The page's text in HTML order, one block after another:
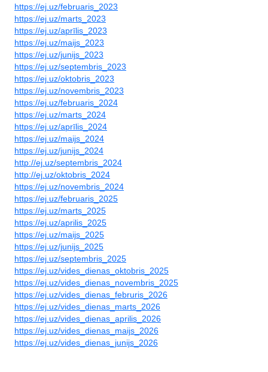
https://ej.uz/februaris_2023
https://ej.uz/marts_2023
https://ej.uz/aprīlis_2023
https://ej.uz/maijs_2023
https://ej.uz/junijs_2023
https://ej.uz/septembris_2023
https://ej.uz/oktobris_2023
https://ej.uz/novembris_2023
https://ej.uz/februaris_2024
https://ej.uz/marts_2024
https://ej.uz/aprīlis_2024
https://ej.uz/maijs_2024
https://ej.uz/junijs_2024
http://ej.uz/septembris_2024
http://ej.uz/oktobris_2024
https://ej.uz/novembris_2024
https://ej.uz/februaris_2025
https://ej.uz/marts_2025
https://ej.uz/aprilis_2025
https://ej.uz/maijs_2025
https://ej.uz/junijs_2025
https://ej.uz/septembris_2025
https://ej.uz/vides_dienas_oktobris_2025
https://ej.uz/vides_dienas_novembris_2025
https://ej.uz/vides_dienas_februris_2026
https://ej.uz/vides_dienas_marts_2026
https://ej.uz/vides_dienas_aprilis_2026
https://ej.uz/vides_dienas_maijs_2026
https://ej.uz/vides_dienas_junijs_2026